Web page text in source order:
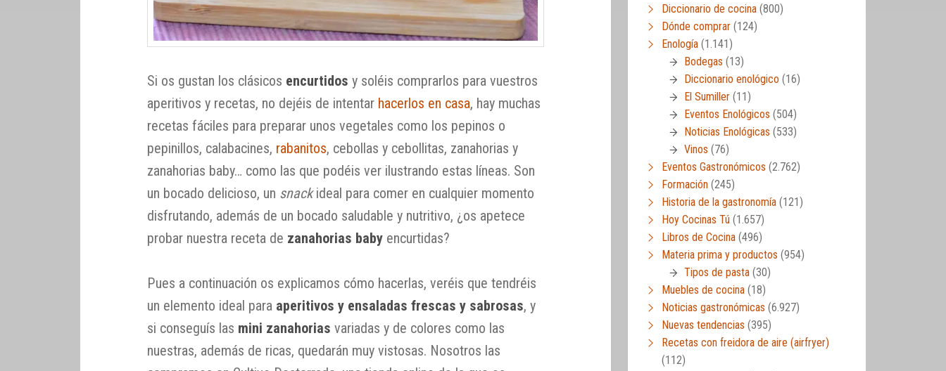
Si os gustan los clásicos encurtidos y soléis comprarlos para vuestros
aperitivos y recetas, no dejéis de intentar hacerlos en casa, hay muchas
recetas fáciles para preparar unos vegetales como los pepinos o
pepinillos, calabacines, rabanitos, cebollas y cebollitas, zanahorias y
zanahorias baby… como las que podéis ver ilustrando estas líneas. Son
un bocado delicioso, un snackideal para comer en cualquier momento
disfrutando, además de un bocado saludable y nutritivo, ¿os apetece
probar nuestra receta de zanahorias baby encurtidas?
Pues a continuación os explicamos cómo hacerlas, veréis que tendréis
un elemento ideal para aperitivos y ensaladas frescas y sabrosas, y
si conseguís las mini zanahorias variadas y de colores como las
nuestras, además de ricas, quedarán muy vistosas. Nosotros las
Diccionario de cocina (800)
Dónde comprar (124)
Enología (1.141)
Bodegas (13)
Diccionario enológico (16)
El Sumiller (11)
Eventos Enológicos (504)
Noticias Enológicas (533)
Vinos (76)
Eventos Gastronómicos (2.762)
Formación (245)
Historia de la gastronomía (121)
Hoy Cocinas Tú (1.657)
Libros de Cocina (496)
Materia prima y productos (954)
Tipos de pasta (30)
Muebles de cocina (18)
Noticias gastronómicas (6.927)
Nuevas tendencias (395)
Recetas con freidora de aire (airfryer)
(112)